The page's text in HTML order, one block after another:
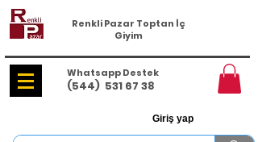
Renkli Pazar Toptan İç
Giyim
Whatsapp Destek
(544) 531 67 38
Giriş yap